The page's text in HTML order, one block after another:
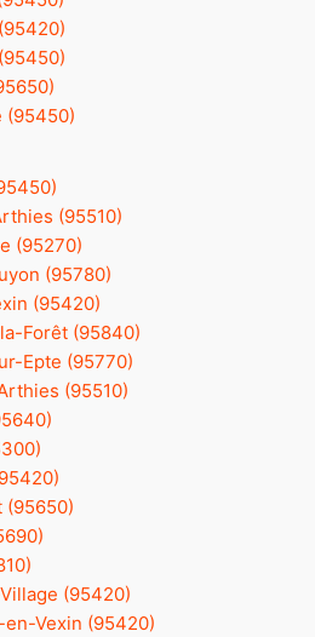
(95450)
(95510)
(95270)
(95780)
(95420)
Forêt (95840)
Epte (95770)
(95510)
(95650)
(95420)
en-Vexin (95420)